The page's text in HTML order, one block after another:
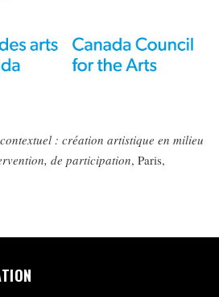
: création artistique en milieu
de participation, Paris,